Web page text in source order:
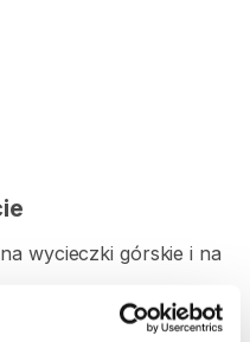
na wycieczki górskie i na
twardym